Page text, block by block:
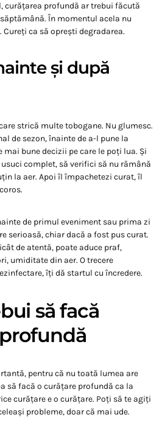
curățarea profundă ar trebui făcută
În momentul acela nu
ca să oprești degradarea.
și după
strică multe tobogane. Nu glumesc.
de sezon, înainte de a-l pune la
mai bune decizii pe care le poți lua. Și
complet, să verifici să nu rămână
la aer. Apoi îl împachetezi curat, îl
de primul eveniment sau prima zi
serioasă, chiar dacă a fost pus curat.
de atentă, poate aduce praf,
umiditate din aer. O trecere
îți dă startul cu încredere.
să facă
pentru că nu toată lumea are
să facă o curățare profundă ca la
curățare e o curățare. Poți să te agiți
probleme, doar că mai ude.